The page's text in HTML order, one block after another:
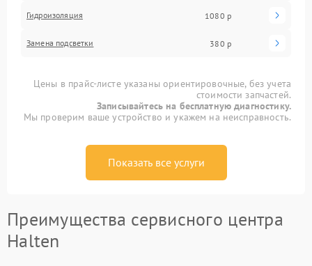
Гидроизоляция 1080 р
Замена подсветки 380 р
Цены в прайс-листе указаны ориентировочные, без учета
стоимости запчастей.
Записывайтесь на бесплатную диагностику.
Мы проверим ваше устройство и укажем на неисправность.
Показать все услуги
Преимущества сервисного центра
Halten